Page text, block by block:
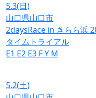
5.3(日)
山口県山口市
2daysRace in きらら浜
タイムトライアル
E1 E2 E3 FY M
5.2(土)